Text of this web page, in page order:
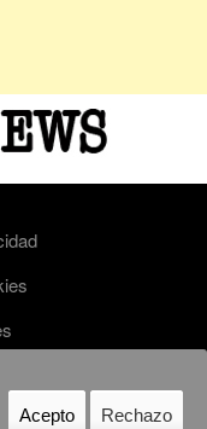
de registro ISSN 2659-9244.
del grupo STRONG element -
Acepto Rechazo